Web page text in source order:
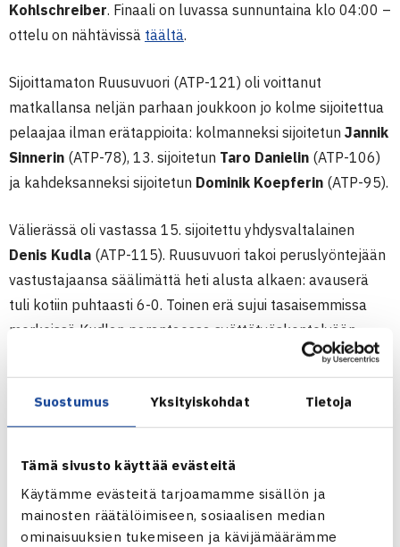
Suostumus Yksityiskohdat Tietoja
Tämä sivusto käyttää evästeitä
Käytämme evästeitä tarjoamamme sisällön ja
mainosten räätälöimiseen, sosiaalisen median
ominaisuuksien tukemiseen ja kävijämäärämme
Kohlschreiber. Finaali on luvassa sunnuntaina klo 04:00 –
ottelu on nähtävissä täältä.
Sijoittamaton Ruusuvuori (ATP-121) oli voittanut
matkallansa neljän parhaan joukkoon jo kolme sijoitettua
pelaajaa ilman erätappioita: kolmanneksi sijoitetun Jannik
Sinnerin (ATP-78), 13. sijoitetun Taro Danielin (ATP-106)
ja kahdeksanneksi sijoitetun Dominik Koepferin (ATP-95).
Välierässä oli vastassa 15. sijoitettu yhdysvaltalainen
Denis Kudla (ATP-115). Ruusuvuori takoi peruslyöntejään
vastustajaansa säälimättä heti alusta alkaen: avauserä
tuli kotiin puhtaasti 6-0. Toinen erä sujui tasaisemmissa
merkeissä Kudlan parantaessa syöttötyöskentelyään.
Ruusuvuori selvitti vastustajansa useita murtopalloja ja
otti lopulta itse tarvittavan murron, mikä toi otteluvoiton
erin 6-0, 7-5. Ottelu kesti tunnin ja 12 minuuttia.
Toisessa erässä oman haasteensa toi kova tuuli. En ihan
pystynyt pelaamaan parasta peliäni ja toisaalta vastustaja
paransi myös paljon. Syötölläni sain onneksi apuja toisessa